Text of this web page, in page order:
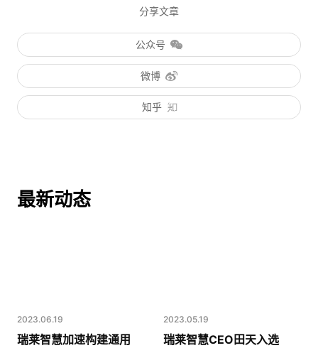
分享文章
公众号
微博
知乎
最新动态
2023.06.19
瑞莱智慧加速构建通用
2023.05.19
瑞莱智慧CEO田天入选